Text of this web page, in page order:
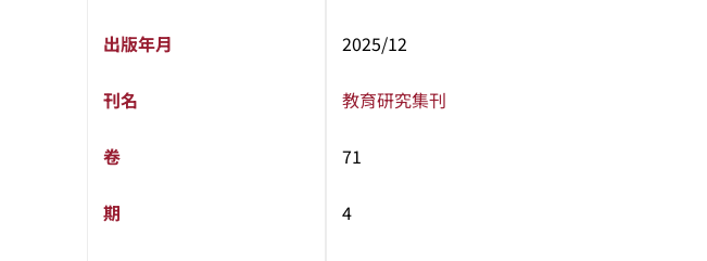
出版年月 2025/12
刊名 教育研究集刊
卷 71
期 4